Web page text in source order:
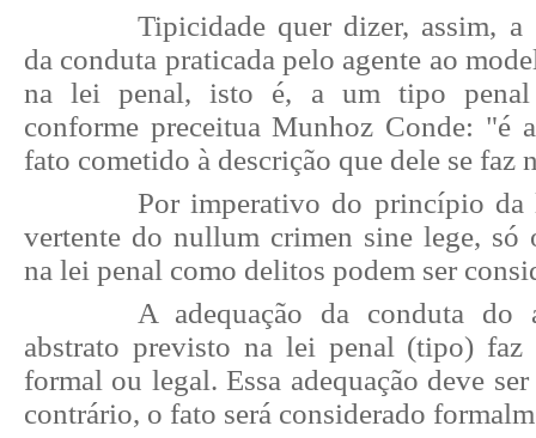
Tipicidade quer dizer, assim, a
da conduta praticada pelo agente ao
na lei penal, isto é, a um tipo penal
conforme preceitua Munhoz Conde: "é
fato cometido à descrição que dele se faz
Por imperativo do princípio da
vertente do nullum crimen sine lege, só
na lei penal como delitos podem ser
A adequação da conduta do
abstrato previsto na lei penal (tipo)
formal ou legal. Essa adequação deve
contrário, o fato será considerado